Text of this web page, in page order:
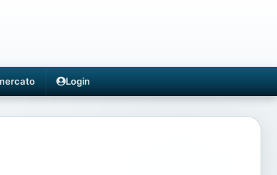
Login